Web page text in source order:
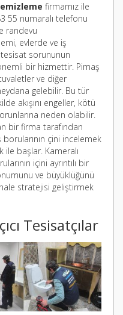
firmamız ile
55 numaralı telefonu
randevu
evlerde ve iş
tesisat sorununun
bir hizmettir. Pimaş
ve diğer
gelebilir. Bu tür
akışını engeller, kötü
neden olabilir.
bir firma tarafından
çini incelemek
ile başlar. Kameralı
içini ayrıntılı bir
ve büyüklüğünü
stratejisi geliştirmek
Tesisatçılar